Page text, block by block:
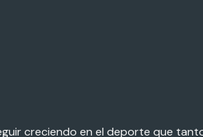
creciendo en el deporte que